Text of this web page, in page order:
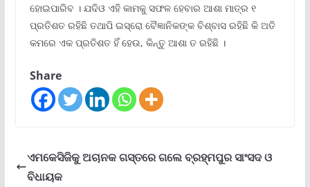
ହୋଇପାରିବ । ଯଦିଓ ଏହି କାମକୁ ସଫଳ ହେବାର ଆଶା ମାତ୍ର ୧
ପ୍ରତିଶତ ରହିଛି ତଥାପି ଇସ୍ରୋ ବୈଜ୍ଞାନିକଙ୍କ ବିଶ୍ବାସ ରହିଛି କି ଅତି
କମରେ ଏକ ପ୍ରତିଶତ ହିଁ ହେଉ, କିନ୍ତୁ ଆଶା ତ ରହିଛି ।
Share
ଏମକେସିଜିକୁ ଅଚାନକ ଗସ୍ତରେ ଗଲେ ବ୍ରହ୍ମପୁର ସାଂସଦ ଓ
ବିଧାୟକ